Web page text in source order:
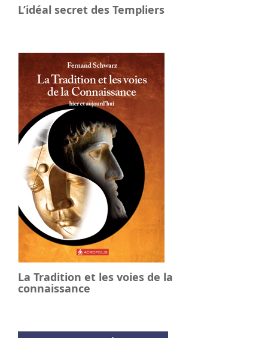
L’idéal secret des Templiers
La Tradition et les voies de la
connaissance